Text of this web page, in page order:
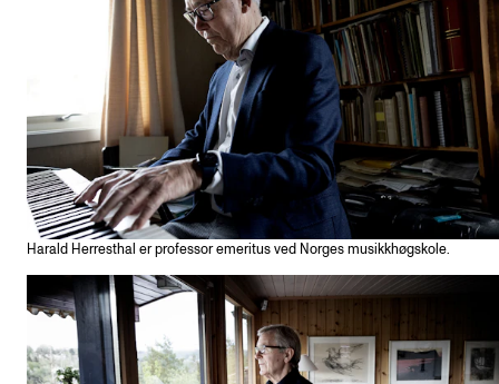
Harald Herresthal er professor emeritus ved Norges musikkhøgskole.